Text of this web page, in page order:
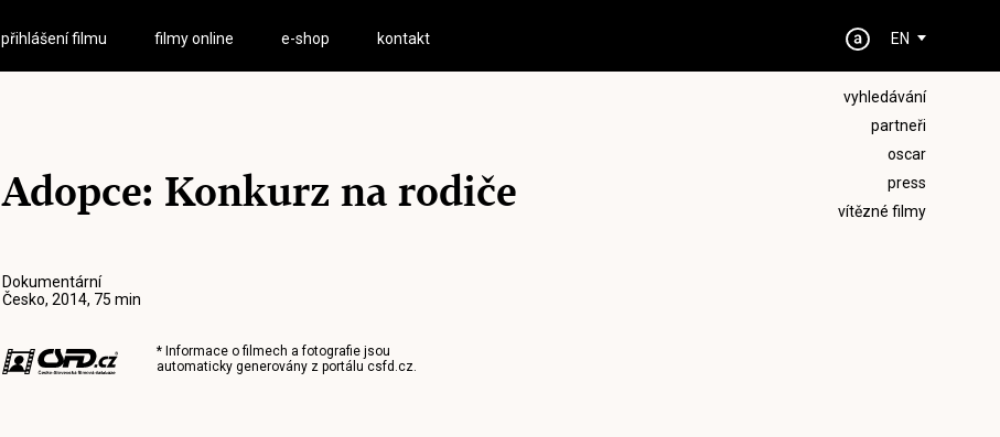
přihlášení filmu filmy online e-shop kontakt EN
vyhledávání
partneři
oscar
press
vítězné filmy
Adopce: Konkurz na rodiče
Dokumentární
Česko, 2014, 75 min
* Informace o filmech a fotografie jsou
automaticky generovány z portálu csfd.cz.